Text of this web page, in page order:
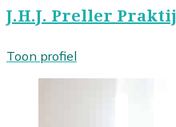
J.H.J. Preller
Toon profiel